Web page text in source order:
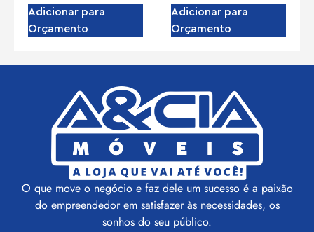
Adicionar para
Orçamento
Adicionar para
Orçamento
O que move o negócio e faz dele um sucesso é a paixão
do empreendedor em satisfazer às necessidades, os
sonhos do seu público.